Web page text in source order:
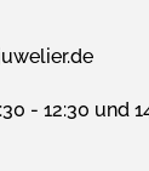
- 12:30 und